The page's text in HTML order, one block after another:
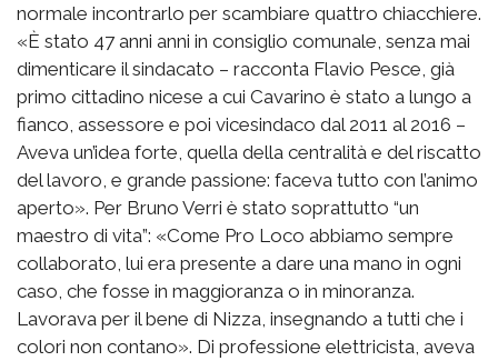
normale incontrarlo per scambiare quattro chiacchiere.
«È stato 47 anni anni in consiglio comunale, senza mai
dimenticare il sindacato – racconta Flavio Pesce, già
primo cittadino nicese a cui Cavarino è stato a lungo a
fianco, assessore e poi vicesindaco dal 2011 al 2016 –
Aveva un’idea forte, quella della centralità e del riscatto
del lavoro, e grande passione: faceva tutto con l’animo
aperto». Per Bruno Verri è stato soprattutto “un
maestro di vita”: «Come Pro Loco abbiamo sempre
collaborato, lui era presente a dare una mano in ogni
caso, che fosse in maggioranza o in minoranza.
Lavorava per il bene di Nizza, insegnando a tutti che i
colori non contano». Di professione elettricista, aveva